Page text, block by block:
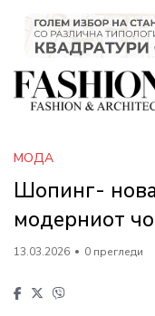
МОДА
Шопинг-
модерниот
13.03.2026 0 прегледи